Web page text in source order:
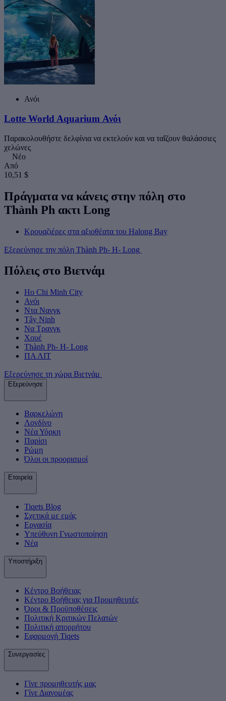
Ανόι
Lotte World Aquarium Ανόι
Παρακολουθήστε δελφίνια να εκτελούν και να ταΐζουν θαλάσσιες
χελώνες
Νέο
Από
10,51 $
Πράγματα να κάνεις στην πόλη στο
Thành Ph ακτι Long
Κρουαζιέρες στα αξιοθέατα του Halong Bay
Εξερεύνησε την πόλη Thành Ph- H- Long
Πόλεις στο Βιετνάμ
Ho Chi Minh City
Ανόι
Ντα Νανγκ
Tây Ninh
Να Τρανγκ
Χουέ
Thành Ph- H- Long
ΠΑ ΛΙΤ
Εξερεύνησε τη χώρα Βιετνάμ
Εξερεύνησε
Βαρκελώνη
Λονδίνο
Νέα Υόρκη
Παρίσι
Ρώμη
Όλοι οι προορισμοί
Εταιρεία
Tiqets Βlog
Σχετικά με εμάς
Εργασία
Υπεύθυνη Γνωστοποίηση
Νέα
Υποστήριξη
Κέντρο Βοήθειας
Κέντρο Βοήθειας για Προμηθευτές
Όροι & Προϋποθέσεις
Πολιτική Κριτικών Πελατών
Πολιτική απορρήτου
Εφαρμογή Tiqets
Συνεργασίες
Γίνε προμηθευτής μας
Γίνε Διανομέας